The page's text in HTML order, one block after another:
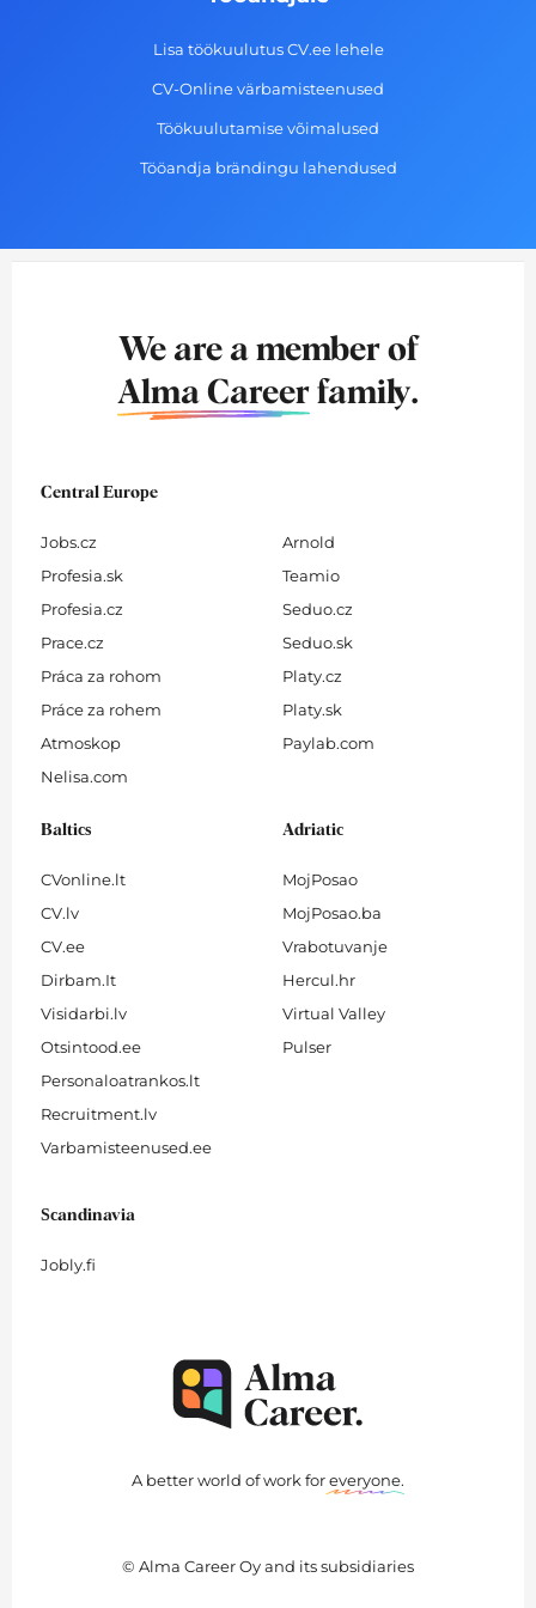
Lisa töökuulutus CV.ee lehele
CV-Online värbamisteenused
Töökuulutamise võimalused
Tööandja brändingu lahendused
We are a member of
Alma Career family.
Central Europe
Jobs.cz
Profesia.sk
Profesia.cz
Prace.cz
Práca za rohom
Práce za rohem
Atmoskop
Nelisa.com
Arnold
Teamio
Seduo.cz
Seduo.sk
Platy.cz
Platy.sk
Paylab.com
Baltics
CVonline.lt
CV.lv
CV.ee
Dirbam.It
Visidarbi.lv
Otsintood.ee
Personaloatrankos.lt
Recruitment.lv
Varbamisteenused.ee
Adriatic
MojPosao
MojPosao.ba
Vrabotuvanje
Hercul.hr
Virtual Valley
Pulser
Scandinavia
Jobly.fi
A better world of work foreveryone.
© Alma Career Oy and its subsidiaries